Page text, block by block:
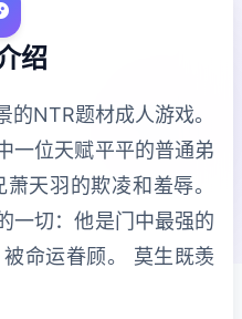
绍
NTR题材成人游戏。
位天赋平平的普通弟
天羽的欺凌和羞辱。
一切：他是门中最强的
命运眷顾。 莫生既羡